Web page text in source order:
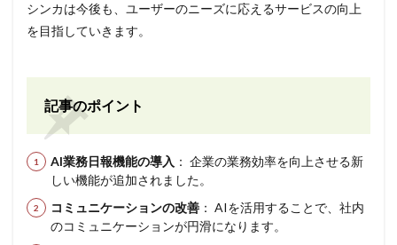
シンカは今後も、ユーザーのニーズに応えるサービスの向上
を目指していきます。
記事のポイント
AI業務日報機能の導入 ： 企業の業務効率を向上させる新
しい機能が追加されました。
コミュニケーションの改善 ： AIを活用することで、社内
のコミュニケーションが円滑になります。